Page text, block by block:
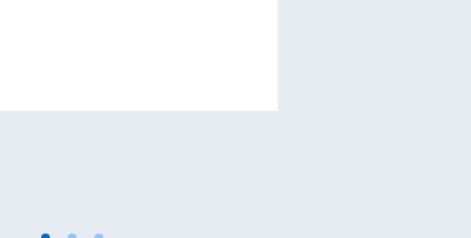
della pace e della sicurezza internazionale e di attuazione di
di ‘M’Illumino / D’Immenso’, Premio Internazionale di